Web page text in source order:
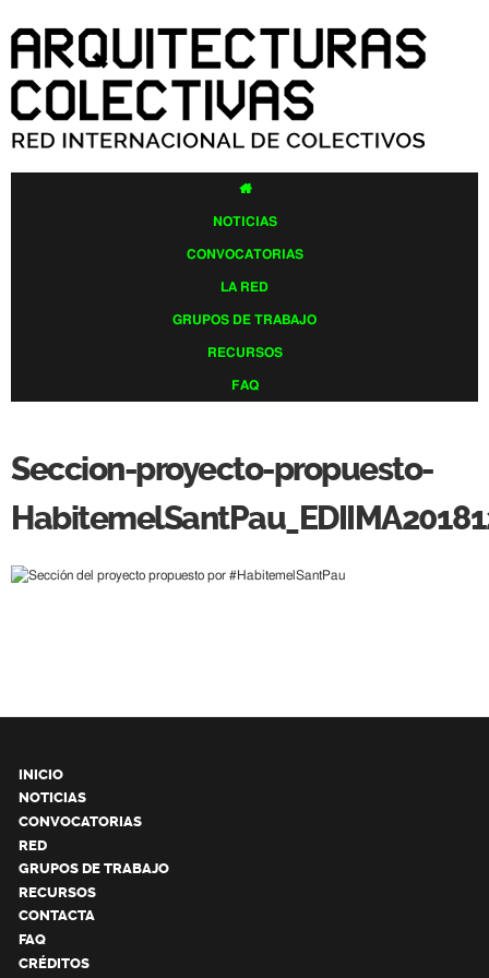
contenido
principal

NOTICIAS
CONVOCATORIAS
LA RED
GRUPOS DE TRABAJO
RECURSOS
FAQ
Seccion-proyecto-propuesto-
INICIO
NOTICIAS
CONVOCATORIAS
RED
GRUPOS DE TRABAJO
RECURSOS
CONTACTA
FAQ
CRÉDITOS